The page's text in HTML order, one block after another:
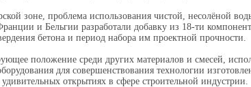
зоне, проблема использования чистой, несолёной
и Бельгии разработали добавку из 18-ти
бетона и период набора им проектной прочности.
положение среди других материалов и смесей,
для совершенствования технологии
открытиях в сфере строительной индустрии.